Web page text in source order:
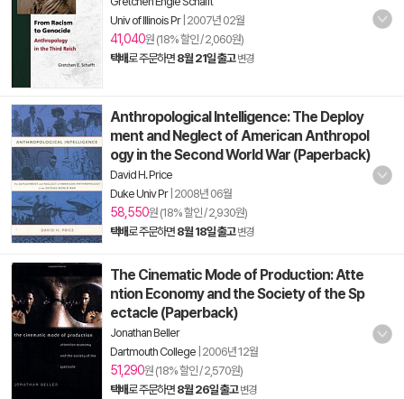
Univ of Illinois Pr| 2007년 02월
41,040원 (18% 할인 / 2,060원)
택배로 주문하면 8월 21일 출고 변경
Anthropological Intelligence: The Deploy
ment and Neglect of American Anthropol
ogy in the Second World War (Paperback)
David H. Price
Duke Univ Pr| 2008년 06월
58,550원 (18% 할인 / 2,930원)
택배로 주문하면 8월 18일 출고 변경
The Cinematic Mode of Production: Atte
ntion Economy and the Society of the Sp
ectacle (Paperback)
Jonathan Beller
Dartmouth College 2006년 12월
51,290원 (18% 할인 / 2,570원)
택배로 주문하면 8월 26일 출고 변경